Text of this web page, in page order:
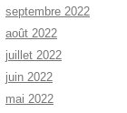
septembre 2022
août 2022
juillet 2022
juin 2022
mai 2022